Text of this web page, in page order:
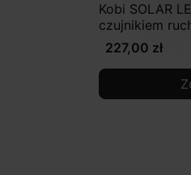
Kobi SOLAR
czujnikiem
227,00 zł